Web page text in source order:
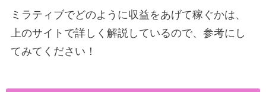
ミラティブでどのように収益をあげて稼ぐかは、
上のサイトで詳しく解説しているので、参考にし
てみてください！